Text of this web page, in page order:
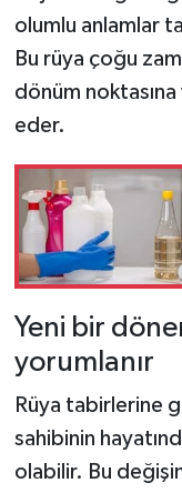
olumlu anlamlar
Bu rüya çoğu
dönüm
eder.
Yeni bir
yorumlanır
Rüya tabirlerine
sahibinin
olabilir. Bu